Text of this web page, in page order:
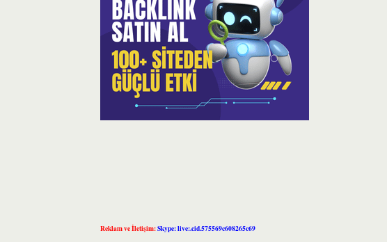
Reklam ve İletişim:Skype: live:.cid.575569c608265c69